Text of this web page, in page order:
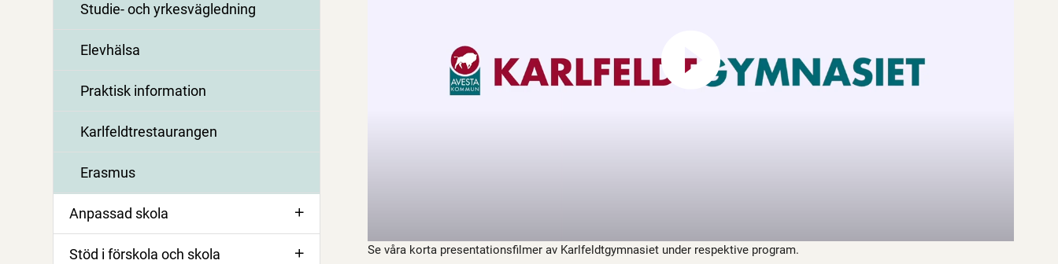
Studie- och yrkesvägledning
Elevhälsa
Praktisk information
Karlfeldtrestaurangen
Erasmus
Anpassad skola
Stöd i förskola och skola Se våra korta presentationsfilmer av Karlfeldtgymnasiet under respektive program.